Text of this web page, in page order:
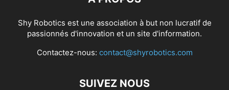
Shy Robotics est une association à but non lucratif de
passionnés d'innovation et un site d'information.
Contactez-nous: contact@shyrobotics.com
SUIVEZ NOUS